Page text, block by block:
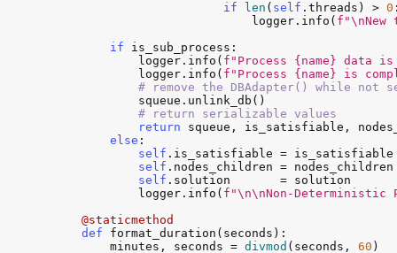
if
len ( self . threads ) > 0
logger . info ( f"\nNew
if
is_sub_process :
logger . info ( f"Process {name} data
logger . info ( f"Process {name} is
# remove the DBAdapter() while not
squeue . unlink_db ()
# return serializable values
return
squeue , is_satisfiable ,
else :
self . is_satisfiable = is_satisfiable
self . nodes_children = nodes_children
self . solution = solution
logger . info ( f"\n\nNon-Deterministic
@staticmethod
def
format_duration ( seconds ):
minutes , seconds = divmod ( seconds , 60 )